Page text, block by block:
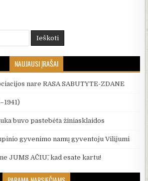
NAUJAUSI ĮRAŠAI
nare RASA SABUTYTE-ZDANE
buvo pastebėta žiniasklaidos
gyvenimo namų gyventoju Vilijumi
JUMS AČIŪ, kad esate kartu!